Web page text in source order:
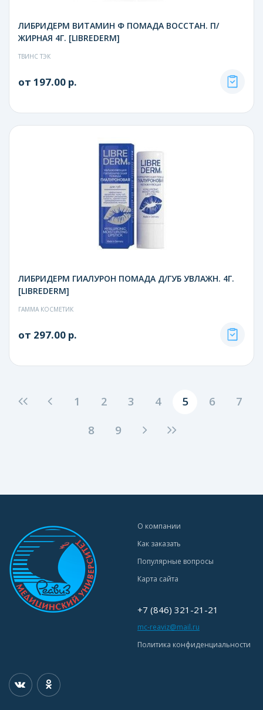
ЛИБРИДЕРМ ВИТАМИН Ф ПОМАДА ВОССТАН. П/
ЖИРНАЯ 4Г. [LIBREDERM]
ТВИНС ТЭК
от 197.00 р.
ЛИБРИДЕРМ ГИАЛУРОН ПОМАДА Д/ГУБ УВЛАЖН. 4Г.
[LIBREDERM]
ГАММА КОСМЕТИК
от 297.00 р.
1 2 3 4 5 6
7
8
9
О компании
Как заказать
Популярные вопросы
Карта сайта
+7 (846) 321-21-21
mc-reaviz@mail.ru
Политика конфиденциальности